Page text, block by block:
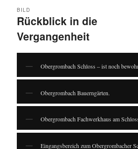
Rückblick in die
Vergangenheit
BILD
Obergrombach Schloss – ist noch
Obergrombach Bauerngärten.
Obergrombach Fachwerkhaus am
Eingangsbereich zum Obergrombacher